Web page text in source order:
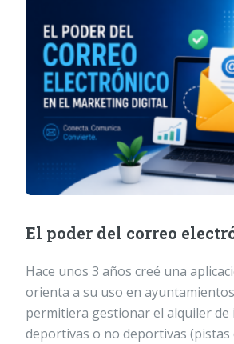
El poder del correo
Hace unos 3 años creé una
orienta a su uso en
permitiera gestionar el alquiler de
deportivas o no deportivas (pistas